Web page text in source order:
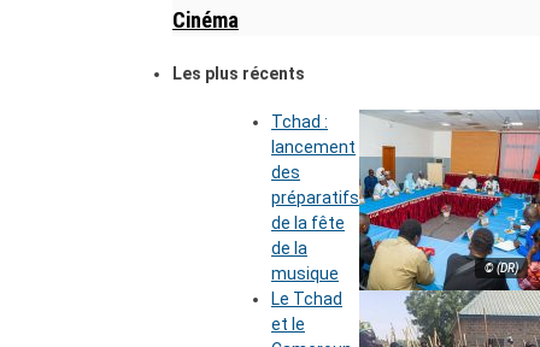
Cinéma
Les plus récents
© (DR)
Tchad :
lancement
des
préparatifs
de la fête
de la
musique
Le Tchad
et le